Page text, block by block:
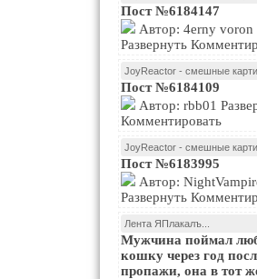
Пост №6184147
Развернуть
JoyReactor - смешные
Пост №6184109
Комментировать
JoyReactor - смешные
Пост №6183995
Развернуть
Лента ЯПлакалъ...
Мужчина поймал
кошку через год
пропажи, она в тот